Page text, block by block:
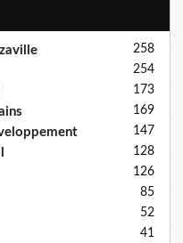
258
254
173
169
147
128
126
85
52
41